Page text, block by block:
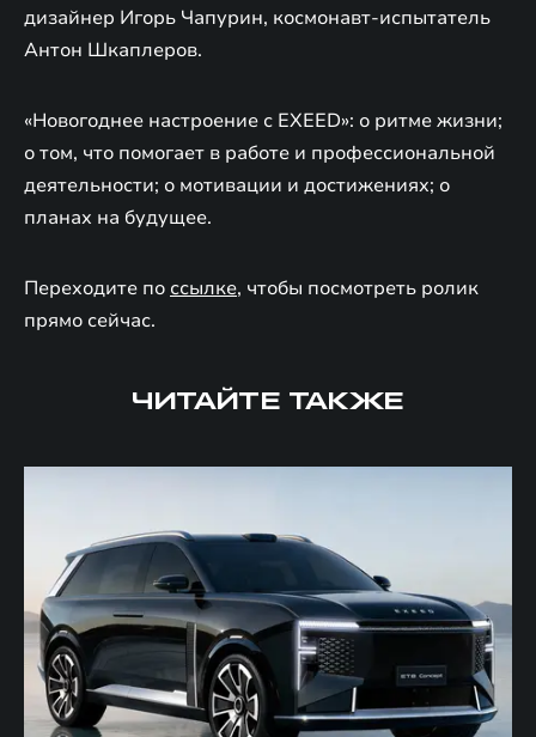
дизайнер Игорь Чапурин, космонавт-испытатель
Антон Шкаплеров.
«Новогоднее настроение с EXEED»: о ритме жизни;
о том, что помогает в работе и профессиональной
деятельности; о мотивации и достижениях; о
планах на будущее.
Переходите по ссылке, чтобы посмотреть ролик
прямо сейчас.
ЧИТАЙТЕ ТАКЖЕ